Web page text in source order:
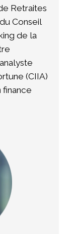
Retraites
Conseil
de la
(CIIA)
finance